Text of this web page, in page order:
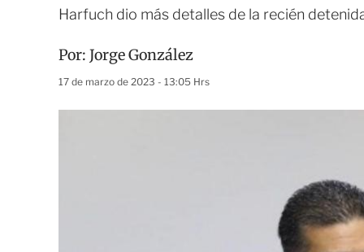
Harfuch dio más detalles de la recién
Por: Jorge González
17 de marzo de 2023 - 13:05 Hrs